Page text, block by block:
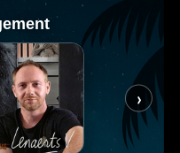
concept 🐾
à
›